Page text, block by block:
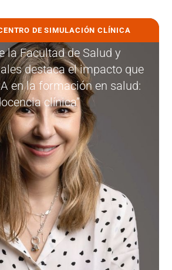
DE SIMULACIÓN CLÍNICA
la Facultad de Salud y
destaca el impacto que
en la formación en salud:
clínica”